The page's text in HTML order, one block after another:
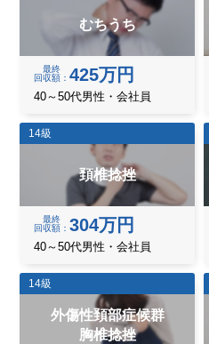
むちうち
最終
回収額
425万円
40～50代男性・会社員
14級
頚椎捻挫
最終
回収額
304万円
40～50代男性・会社員
14級
外傷性頚部症候群
胸椎捻挫